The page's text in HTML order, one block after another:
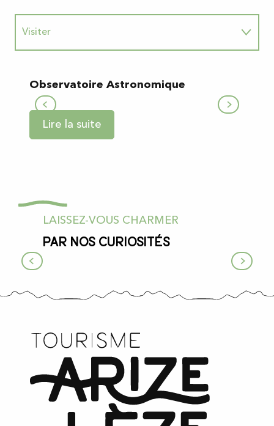
Visiter
Manger
Observatoire Astronomique
Lire la suite
LAISSEZ-VOUS CHARMER
Par nos curiosités
Depuis la préhistoire…